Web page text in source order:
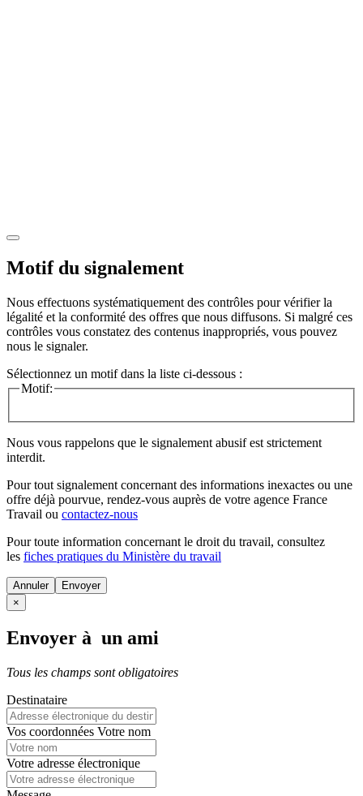
Motif du signalement
Nous effectuons systématiquement des contrôles pour vérifier la
légalité et la conformité des offres que nous diffusons. Si malgré ces
contrôles vous constatez des contenus inappropriés, vous pouvez
nous le signaler.
Sélectionnez un motif dans la liste ci-dessous :
Motif:
Nous vous rappelons que le signalement abusif est strictement
interdit.
Pour tout signalement concernant des informations inexactes ou une
offre déjà pourvue, rendez-vous auprès de votre agence France
Travail ou contactez-nous
Pour toute information concernant le droit du travail, consultez
les fiches pratiques du Ministère du travail
Annuler
×
Envoyer à un ami
Tous les champs sont obligatoires
Destinataire
Vos coordonnées Votre nom
Votre adresse électronique